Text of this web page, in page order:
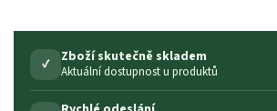
✓ Zboží skutečně skladem
Aktuální dostupnost u produktů